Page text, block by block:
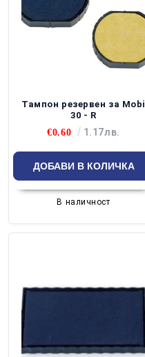
Тампон резервен за Mobi
30 - R
€0.60
1.17лв.
В наличност